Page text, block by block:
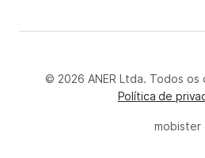
© 2026 ANER Ltda. Todos
Política de
mobister